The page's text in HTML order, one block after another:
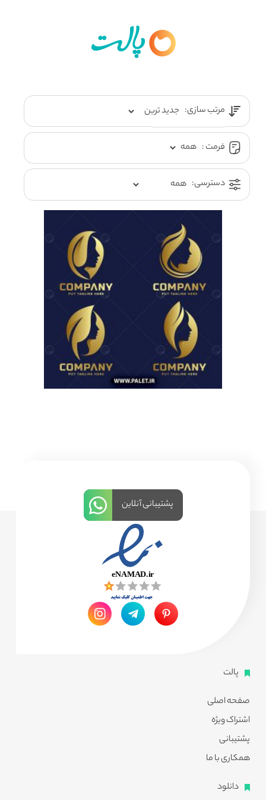
مرتب سازی:
فرمت :
دسترسی:
پالت
صفحه اصلی
اشتراک ویژه
پشتیبانی
همکاری با ما
دانلود
پشتیبانی آنلاین